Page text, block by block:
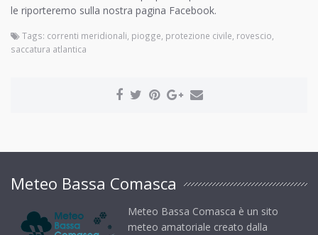
le riporteremo sulla nostra pagina Facebook.
Tags: correnti meridionali piogge protezione civile rovescio
saccatura atlantica
Meteo Bassa Comasca
Meteo Bassa Comasca è un sito
meteo amatoriale creato dalla